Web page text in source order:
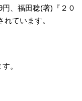
、福田稔(著)『２０
ています。
。